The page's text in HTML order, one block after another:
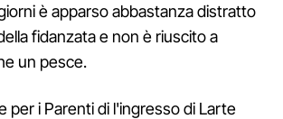
è apparso abbastanza distratto
fidanzata e non è riuscito a
un pesce.
per i Parenti di l'ingresso di Larte